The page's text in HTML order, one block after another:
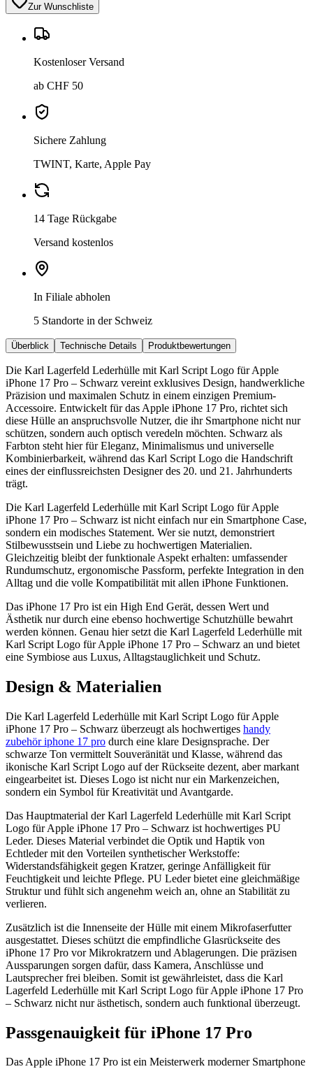
Zur Wunschliste
Kostenloser Versand
ab CHF 50
Sichere Zahlung
TWINT, Karte, Apple Pay
14 Tage Rückgabe
Versand kostenlos
In Filiale abholen
5 Standorte in der Schweiz
Überblick Technische Details Produktbewertungen
Die Karl Lagerfeld Lederhülle mit Karl Script Logo für Apple
iPhone 17 Pro – Schwarz vereint exklusives Design, handwerkliche
Präzision und maximalen Schutz in einem einzigen Premium-
Accessoire. Entwickelt für das Apple iPhone 17 Pro, richtet sich
diese Hülle an anspruchsvolle Nutzer, die ihr Smartphone nicht nur
schützen, sondern auch optisch veredeln möchten. Schwarz als
Farbton steht hier für Eleganz, Minimalismus und universelle
Kombinierbarkeit, während das Karl Script Logo die Handschrift
eines der einflussreichsten Designer des 20. und 21. Jahrhunderts
trägt.
Die Karl Lagerfeld Lederhülle mit Karl Script Logo für Apple
iPhone 17 Pro – Schwarz ist nicht einfach nur ein Smartphone Case,
sondern ein modisches Statement. Wer sie nutzt, demonstriert
Stilbewusstsein und Liebe zu hochwertigen Materialien.
Gleichzeitig bleibt der funktionale Aspekt erhalten: umfassender
Rundumschutz, ergonomische Passform, perfekte Integration in den
Alltag und die volle Kompatibilität mit allen iPhone Funktionen.
Das iPhone 17 Pro ist ein High End Gerät, dessen Wert und
Ästhetik nur durch eine ebenso hochwertige Schutzhülle bewahrt
werden können. Genau hier setzt die Karl Lagerfeld Lederhülle mit
Karl Script Logo für Apple iPhone 17 Pro – Schwarz an und bietet
eine Symbiose aus Luxus, Alltagstauglichkeit und Schutz.
Design & Materialien
Die Karl Lagerfeld Lederhülle mit Karl Script Logo für Apple
iPhone 17 Pro – Schwarz überzeugt als hochwertiges handy
zubehör iphone 17 pro durch eine klare Designsprache. Der
schwarze Ton vermittelt Souveränität und Klasse, während das
ikonische Karl Script Logo auf der Rückseite dezent, aber markant
eingearbeitet ist. Dieses Logo ist nicht nur ein Markenzeichen,
sondern ein Symbol für Kreativität und Avantgarde.
Das Hauptmaterial der Karl Lagerfeld Lederhülle mit Karl Script
Logo für Apple iPhone 17 Pro – Schwarz ist hochwertiges PU
Leder. Dieses Material verbindet die Optik und Haptik von
Echtleder mit den Vorteilen synthetischer Werkstoffe:
Widerstandsfähigkeit gegen Kratzer, geringe Anfälligkeit für
Feuchtigkeit und leichte Pflege. PU Leder bietet eine gleichmäßige
Struktur und fühlt sich angenehm weich an, ohne an Stabilität zu
verlieren.
Zusätzlich ist die Innenseite der Hülle mit einem Mikrofaserfutter
ausgestattet. Dieses schützt die empfindliche Glasrückseite des
iPhone 17 Pro vor Mikrokratzern und Ablagerungen. Die präzisen
Aussparungen sorgen dafür, dass Kamera, Anschlüsse und
Lautsprecher frei bleiben. Somit ist gewährleistet, dass die Karl
Lagerfeld Lederhülle mit Karl Script Logo für Apple iPhone 17 Pro
– Schwarz nicht nur ästhetisch, sondern auch funktional überzeugt.
Passgenauigkeit für iPhone 17 Pro
Das Apple iPhone 17 Pro ist ein Meisterwerk moderner Smartphone